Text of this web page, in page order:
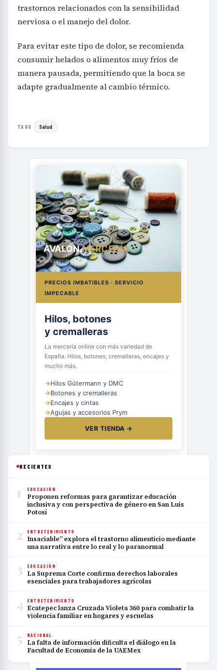
trastornos relacionados con la sensibilidad
nerviosa o el manejo del dolor.
Para evitar este tipo de dolor, se recomienda
consumir helados o alimentos muy fríos de
manera pausada, permitiendo que la boca se
adapte gradualmente al cambio térmico.
TAGS Salud
AVALONMERCERÍA
avalonmerceria.es
PRECIOS IMBATIBLES · SERVICIO
IMPECABLE
Hilos, botones
y cremalleras
La mercería online con más variedad de
España. Hilos, botones, cremalleras, encajes y
mucho más.
→Hilos Gütermann y DMC
→Botones y cremalleras
→Encajes y cintas
→Agujas y accesorios Prym
VER TIENDA →
RECIENTES
1 EDUCACIÓN
Proponen reformas para garantizar educación
inclusiva y con perspectiva de género en San Luis
Potosí
2 ENTRETENIMIENTO
Insaciable” explora el trastorno alimenticio mediante
una narrativa entre lo real y lo paranormal
3 EDUCACIÓN
La Suprema Corte confirma derechos laborales
esenciales para trabajadores agrícolas
4 ENTRETENIMIENTO
Ecatepec lanza Cruzada Violeta 360 para combatir la
violencia familiar en hogares y escuelas
5 NACIONAL
La falta de información dificulta el diálogo en la
Facultad de Economía de la UAEMex